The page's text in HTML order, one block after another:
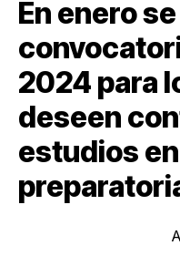
En enero
2024 para
deseen
estudios